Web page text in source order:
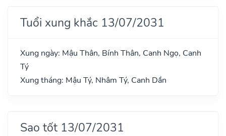
Tuổi xung khắc 13/07/2031
Xung ngày: Mậu Thân, Bính Thân, Canh Ngọ, Canh
Tý
Xung tháng: Mậu Tý, Nhâm Tý, Canh Dần
Sao tốt 13/07/2031